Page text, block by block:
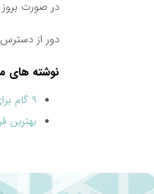
در صورت
دور از
نوشته های
9 گام برای مراقبت روزانه از پوست
پاک